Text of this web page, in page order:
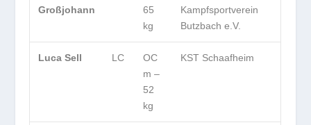
Großjohann
65
kg
Kampfsportverein
Butzbach e.V.
Luca Sell LC
OC
m –
52
kg
KST Schaafheim